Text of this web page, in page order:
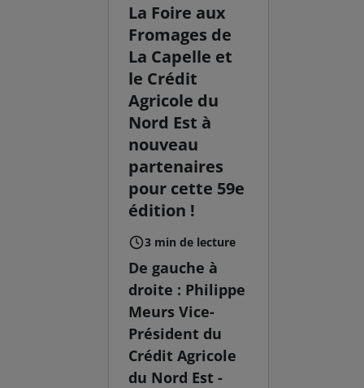
La Foire aux
Fromages de
La Capelle et
le Crédit
Agricole du
Nord Est à
nouveau
partenaires
pour cette 59e
édition !
3 min de lecture
De gauche à
droite : Philippe
Meurs Vice-
Président du
Crédit Agricole
du Nord Est -